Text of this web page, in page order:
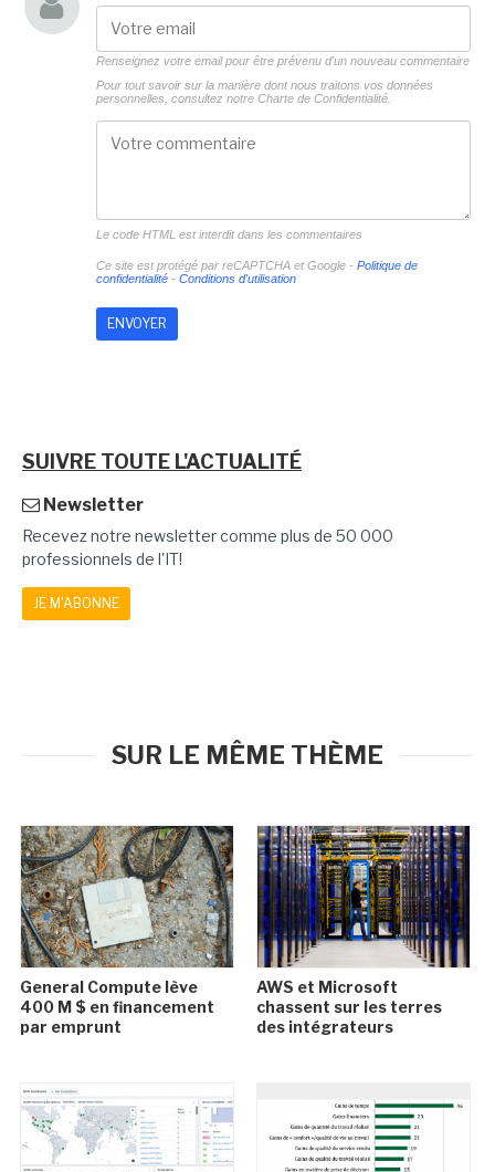
Renseignez votre email pour être prévenu d'un nouveau commentaire
Pour tout savoir sur la manière dont nous traitons vos données
personnelles, consultez notre Charte de Confidentialité.
Le code HTML est interdit dans les commentaires
Ce site est protégé par reCAPTCHA et Google - Politique de
confidentialité- Conditions d'utilisation
SUIVRE TOUTE L'ACTUALITÉ
Newsletter
Recevez notre newsletter comme plus de 50 000
professionnels de l'IT!
JE M'ABONNE
SUR LE MÊME THÈME
General Compute lève
400 M $ en financement
par emprunt
AWS et Microsoft
chassent sur les terres
des intégrateurs